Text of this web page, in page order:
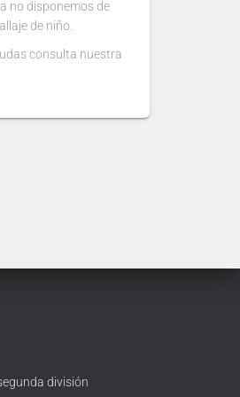
no disponemos de
de niño.
consulta nuestra
elegir
la nueva
división